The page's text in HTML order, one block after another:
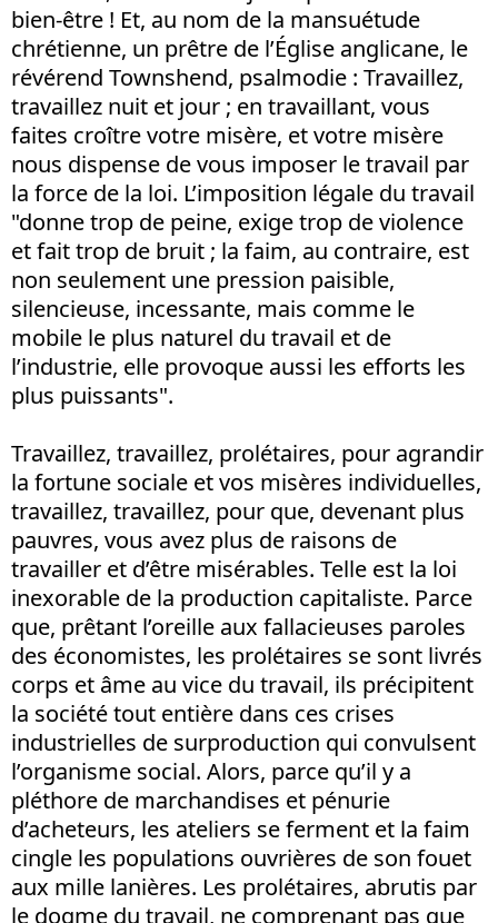
bien-être ! Et, au nom de la mansuétude
chrétienne, un prêtre de l’Église anglicane, le
révérend Townshend, psalmodie : Travaillez,
travaillez nuit et jour ; en travaillant, vous
faites croître votre misère, et votre misère
nous dispense de vous imposer le travail par
la force de la loi. L’imposition légale du travail
"donne trop de peine, exige trop de violence
et fait trop de bruit ; la faim, au contraire, est
non seulement une pression paisible,
silencieuse, incessante, mais comme le
mobile le plus naturel du travail et de
l’industrie, elle provoque aussi les efforts les
plus puissants".
Travaillez, travaillez, prolétaires, pour agrandir
la fortune sociale et vos misères individuelles,
travaillez, travaillez, pour que, devenant plus
pauvres, vous avez plus de raisons de
travailler et d’être misérables. Telle est la loi
inexorable de la production capitaliste. Parce
que, prêtant l’oreille aux fallacieuses paroles
des économistes, les prolétaires se sont livrés
corps et âme au vice du travail, ils précipitent
la société tout entière dans ces crises
industrielles de surproduction qui convulsent
l’organisme social. Alors, parce qu’il y a
pléthore de marchandises et pénurie
d’acheteurs, les ateliers se ferment et la faim
cingle les populations ouvrières de son fouet
aux mille lanières. Les prolétaires, abrutis par
le dogme du travail, ne comprenant pas que